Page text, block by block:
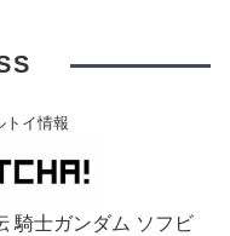
トイ情報
騎士ガンダム ソフビ